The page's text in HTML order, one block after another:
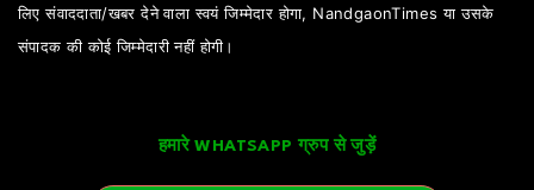
लिए संवाददाता/खबर देने वाला स्वयं जिम्मेदार होगा, NandgaonTimes या उसके
संपादक की कोई जिम्मेदारी नहीं होगी।
हमारे WHATSAPP ग्रुप से जुड़ें